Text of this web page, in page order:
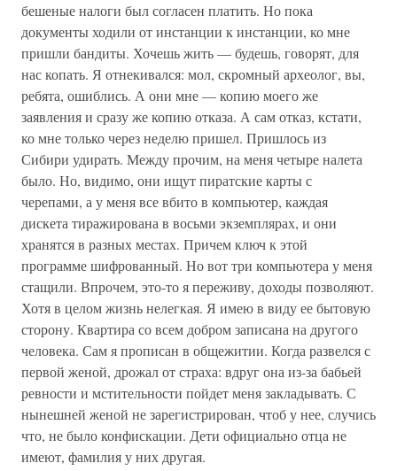
бешеные налоги был согласен платить. Но пока
документы ходили от инстанции к инстанции, ко мне
пришли бандиты. Хочешь жить — будешь, говорят, для
нас копать. Я отнекивался: мол, скромный археолог, вы,
ребята, ошиблись. А они мне — копию моего же
заявления и сразу же копию отказа. А сам отказ, кстати,
ко мне только через неделю пришел. Пришлось из
Сибири удирать. Между прочим, на меня четыре налета
было. Но, видимо, они ищут пиратские карты с
черепами, а у меня все вбито в компьютер, каждая
дискета тиражирована в восьми экземплярах, и они
хранятся в разных местах. Причем ключ к этой
программе шифрованный. Но вот три компьютера у меня
стащили. Впрочем, это-то я переживу, доходы позволяют.
Хотя в целом жизнь нелегкая. Я имею в виду ее бытовую
сторону. Квартира со всем добром записана на другого
человека. Сам я прописан в общежитии. Когда развелся с
первой женой, дрожал от страха: вдруг она из-за бабьей
ревности и мстительности пойдет меня закладывать. С
нынешней женой не зарегистрирован, чтоб у нее, случись
что, не было конфискации. Дети официально отца не
имеют, фамилия у них другая.